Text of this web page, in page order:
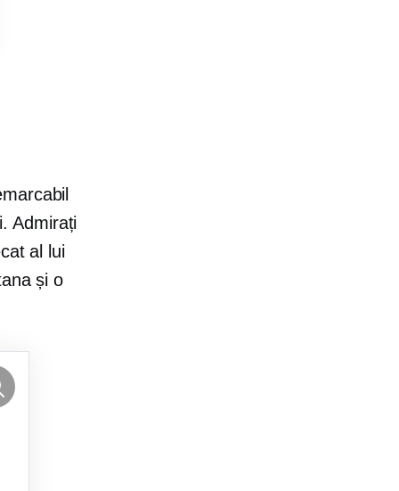
Admirați
al lui
și o